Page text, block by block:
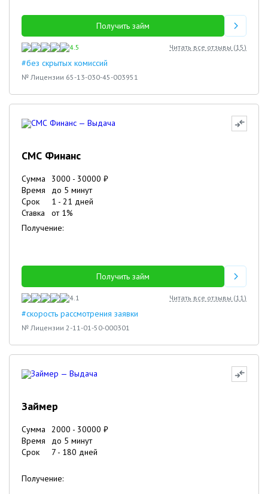
Получить займ
4.5 Читать все отзывы (15)
#без скрытых комиссий
№ Лицензии 65-13-030-45-003951
СМС Финанс
Сумма 3000 - 30000 ₽
Время
до 5 минут
Срок
1 - 21 дней
Ставка
от 1%
Получение:
Получить займ
4.1 Читать все отзывы (11)
#скорость рассмотрения заявки
№ Лицензии 2-11-01-50-000301
Займер
Сумма 2000 - 30000 ₽
Время
до 5 минут
Срок
7 - 180 дней
Получение: